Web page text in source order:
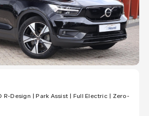
R-Design | Park Assist | Full Electric | Zero-